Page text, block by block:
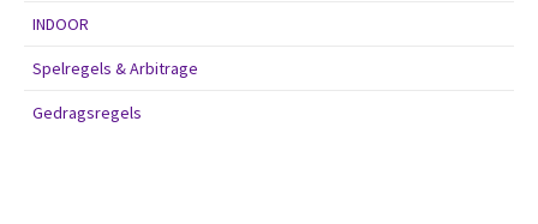
INDOOR
Spelregels & Arbitrage
Gedragsregels